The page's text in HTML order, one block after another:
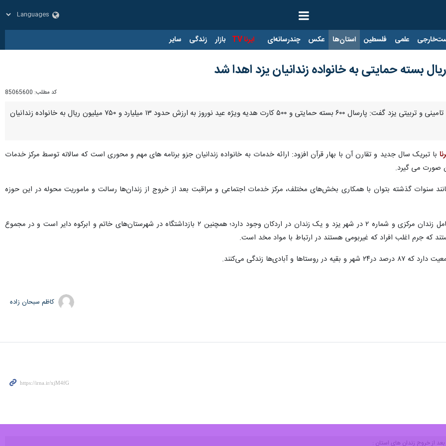
علمی فلسطین استان‌ها عکس چندرسانه‌ای ایرنا TV بازار زندگی سایر
کد مطلب: 85065600